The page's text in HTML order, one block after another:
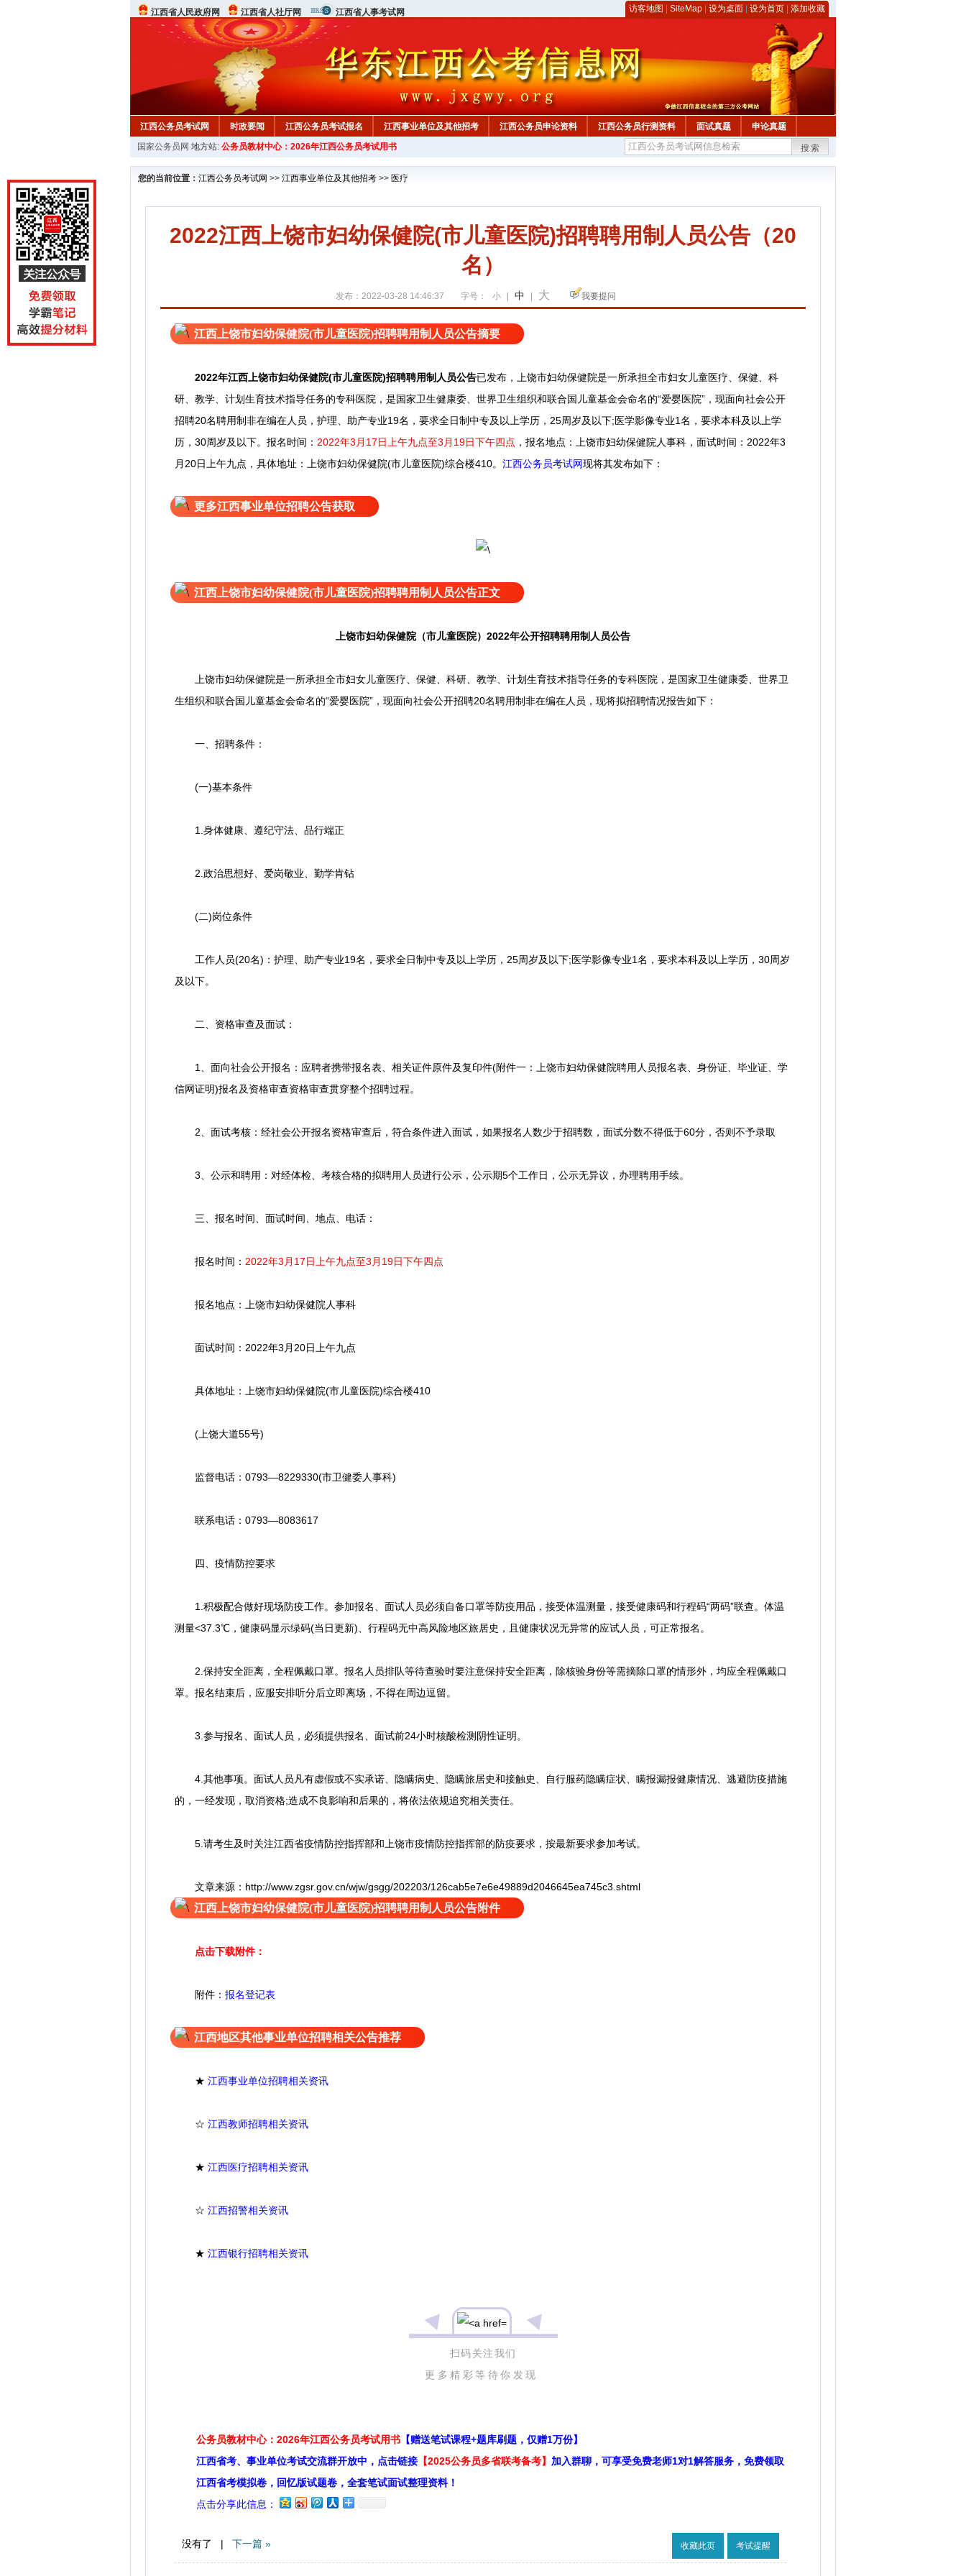
江西省人民政府网 江西省人社厅网 江西省人事考试网 访客地图 SiteMap 设为桌面 设为首页 添加收藏
江西公务员考试网 时政要闻 江西公务员考试报名 江西事业单位及其他招考 江西公务员申论资料 江西公务员行测资料 面试真题 申论真题
行测真题 在线咨询 教材中心
国家公务员网 地方站: 公务员教材中心：2026年江西公务员考试用书 搜索
您的当前位置： 江西公务员考试网 >> 江西事业单位及其他招考 >> 医疗
2022江西上饶市妇幼保健院(市儿童医院)招聘聘用制人员公告（20
名）
发布：2022-03-28 14:46:37 字号： 小 中 大 我要提问
江西上饶市妇幼保健院(市儿童医院)招聘聘用制人员公告摘要
2022年江西上饶市妇幼保健院(市儿童医院)招聘聘用制人员公告已发布，
上饶市妇幼保健院是一所承担全市妇女儿童医疗、保健、科
研、教学、计划生育技术指导任务的专科医院，是国家卫生健康委、世界卫生组织和联合国儿童基金会命名的“爱婴医院”，现面向社会公开
招聘20名聘用制非在编在人员， 护理、助产专业19名，要求全日制中专及以上学历，25周岁及以下;医学影像专业1名，要求本科及以上学
历，30周岁及以下。 报名时间： 2022年3月17日上午九点至3月19日下午四点 ， 报名地点：上饶市妇幼保健院人事科， 面试时间：2022年3
月20日上午九点， 具体地址：上饶市妇幼保健院(市儿童医院)综合楼410。 江西公务员考试网现将其发布如下：
更多江西事业单位招聘公告获取
江西上饶市妇幼保健院(市儿童医院)招聘聘用制人员公告正文
上饶市妇幼保健院（市儿童医院）2022年公开招聘聘用制人员公告
上饶市妇幼保健院是一所承担全市妇女儿童医疗、保健、科研、教学、计划生育技术指导任务的专科医院，是国家卫生健康委、世界卫
生组织和联合国儿童基金会命名的“爱婴医院”，现面向社会公开招聘20名聘用制非在编在人员，现将拟招聘情况报告如下：
一、招聘条件：
(一)基本条件
1.身体健康、遵纪守法、品行端正
2.政治思想好、爱岗敬业、勤学肯钻
(二)岗位条件
工作人员(20名)：护理、助产专业19名，要求全日制中专及以上学历，25周岁及以下;医学影像专业1名，要求本科及以上学历，30周岁
及以下。
二、资格审查及面试：
1、面向社会公开报名：应聘者携带报名表、相关证件原件及复印件(附件一：上饶市妇幼保健院聘用人员报名表、身份证、毕业证、学
信网证明)报名及资格审查资格审查贯穿整个招聘过程。
2、面试考核：经社会公开报名资格审查后，符合条件进入面试，如果报名人数少于招聘数，面试分数不得低于60分，否则不予录取
3、公示和聘用：对经体检、考核合格的拟聘用人员进行公示，公示期5个工作日，公示无异议，办理聘用手续。
三、报名时间、面试时间、地点、电话：
报名时间： 2022年3月17日上午九点至3月19日下午四点
报名地点：上饶市妇幼保健院人事科
面试时间：2022年3月20日上午九点
具体地址：上饶市妇幼保健院(市儿童医院)综合楼410
(上饶大道55号)
监督电话：0793—8229330(市卫健委人事科)
联系电话：0793—8083617
四、疫情防控要求
1.积极配合做好现场防疫工作。参加报名、面试人员必须自备口罩等防疫用品，接受体温测量，接受健康码和行程码“两码”联查。体温
测量<37.3℃，健康码显示绿码(当日更新)、行程码无中高风险地区旅居史，且健康状况无异常的应试人员，可正常报名。
2.保持安全距离，全程佩戴口罩。报名人员排队等待查验时要注意保持安全距离，除核验身份等需摘除口罩的情形外，均应全程佩戴口
罩。报名结束后，应服安排听分后立即离场，不得在周边逗留。
3.参与报名、面试人员，必须提供报名、面试前24小时核酸检测阴性证明。
4.其他事项。面试人员凡有虚假或不实承诺、隐瞒病史、隐瞒旅居史和接触史、自行服药隐瞒症状、瞒报漏报健康情况、逃避防疫措施
的，一经发现，取消资格;造成不良影响和后果的，将依法依规追究相关责任。
5.请考生及时关注江西省疫情防控指挥部和上饶市疫情防控指挥部的防疫要求，按最新要求参加考试。
文章来源：http://www.zgsr.gov.cn/wjw/gsgg/202203/126cab5e7e6e49889d2046645ea745c3.shtml
江西上饶市妇幼保健院(市儿童医院)招聘聘用制人员公告附件
点击下载附件：
附件： 报名登记表
江西地区其他事业单位招聘相关公告推荐
★ 江西事业单位招聘相关资讯
☆ 江西教师招聘相关资讯
★ 江西医疗招聘相关资讯
☆ 江西招警相关资讯
★ 江西银行招聘相关资讯
扫码关注我们
更多精彩等待你发现
公务员教材中心：2026年江西公务员考试用书 【赠送笔试课程+题库刷题，仅赠1万份】
江西省考、事业单位考试交流群开放中，点击链接 【2025公务员多省联考备考】 加入群聊，可享受免费老师1对1解答服务，免费领取
江西省考模拟卷，回忆版试题卷，全套笔试面试整理资料！
点击分享此信息：
没有了 | 下一篇 » 收藏此页 考试提醒